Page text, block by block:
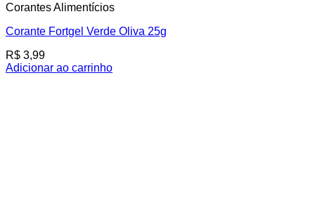
Corantes Alimentícios
Corante Fortgel Verde Oliva 25g
R$ 3,99
Adicionar ao carrinho